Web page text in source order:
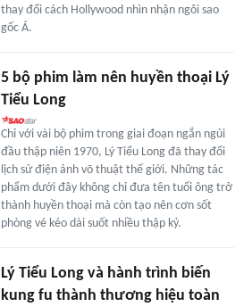
thay đổi cách Hollywood nhìn nhận ngôi sao
gốc Á.
5 bộ phim làm nên huyền thoại Lý
Tiểu Long
Chỉ với vài bộ phim trong giai đoạn ngắn ngủi
đầu thập niên 1970, Lý Tiểu Long đã thay đổi
lịch sử điện ảnh võ thuật thế giới. Những tác
phẩm dưới đây không chỉ đưa tên tuổi ông trở
thành huyền thoại mà còn tạo nên cơn sốt
phòng vé kéo dài suốt nhiều thập kỷ.
Lý Tiểu Long và hành trình biến
kung fu thành thương hiệu toàn